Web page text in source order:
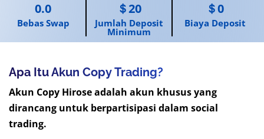
0.0
Bebas Swap
＄20
Jumlah Deposit
Minimum
＄0
Biaya Deposit
Apa Itu Akun Copy Trading?
Akun Copy Hirose adalah akun khusus yang
dirancang untuk berpartisipasi dalam social
trading.